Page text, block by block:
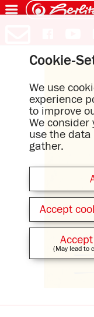
Cookie-
We use
experience
to improve
We consider
use the data
gather.
Accept
(May lead to